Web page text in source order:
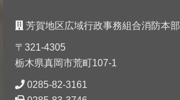
芳賀地区広域行政事務組合消防本部
〒321-4305
栃木県真岡市荒町107-1
0285-82-3161